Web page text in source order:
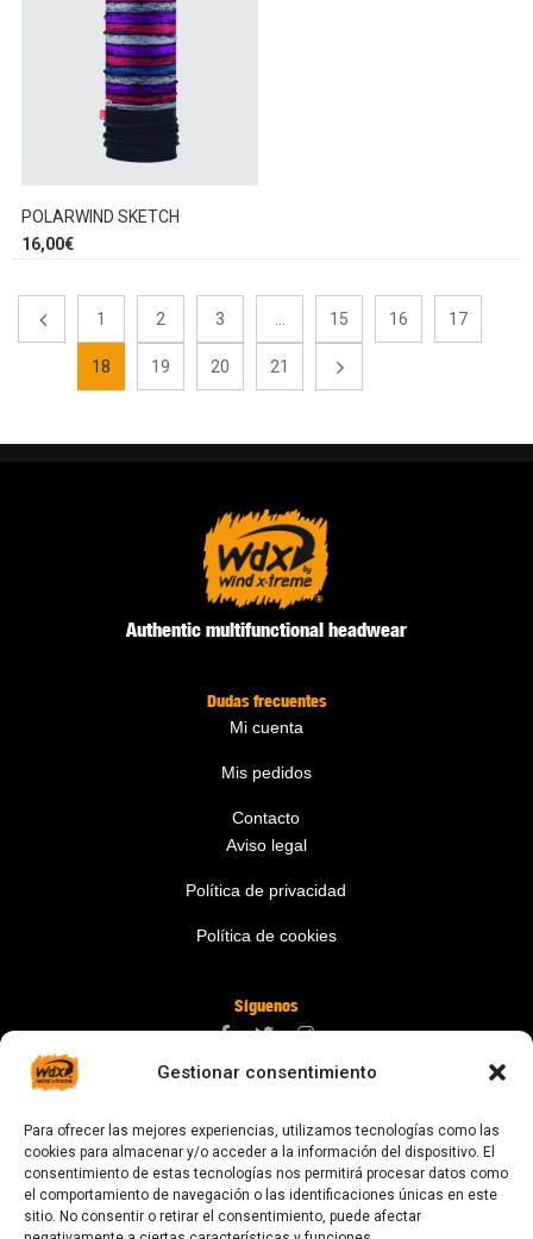
Gestionar consentimiento
Para ofrecer las mejores experiencias, utilizamos tecnologías como las
cookies para almacenar y/o acceder a la información del dispositivo. El
consentimiento de estas tecnologías nos permitirá procesar datos como
el comportamiento de navegación o las identificaciones únicas en este
sitio. No consentir o retirar el consentimiento, puede afectar
POLARWIND SKETCH
16,00€
1 2 3 15 16 17
18 19 20 21
Authentic multifunctional headwear
Dudas frecuentes
Mi cuenta
Mis pedidos
Contacto
Aviso legal
Política de privacidad
Política de cookies
Síguenos
digital@zonawind.com
Av. de la Mare de Déu de Montserrat, 115
08024 Barcelona